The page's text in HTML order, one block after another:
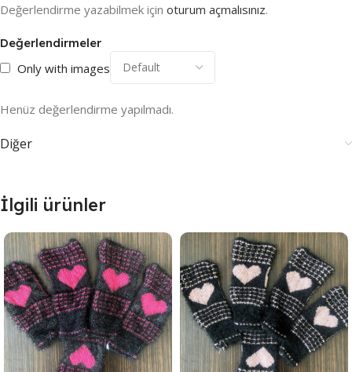
Değerlendirmeler
Only with images
Henüz değerlendirme yapılmadı.
Değerlendirme yazabilmek için oturum açmalısınız.
Diğer
İlgili ürünler